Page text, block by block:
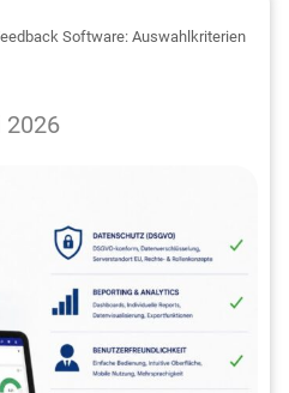
Software: Auswahlkriterien
2026